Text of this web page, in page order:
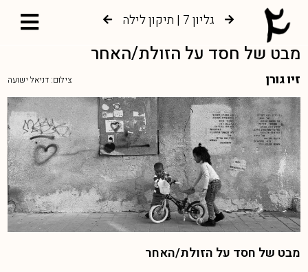
גליון 7 | תיקון לילה
מבט של חסד על הזולת/האחר
זיו גורן צילום: דניאל ישועה
מבט של חסד על הזולת/האחר